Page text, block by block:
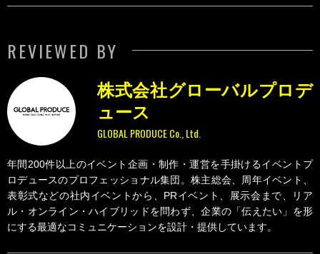
REVIEWED BY
GLOBAL PRODUCE Co., Ltd.
株式会社グローバルプロデ
ュース
年間200件以上のイベント企画・制作・運営を手掛けるイベントプ
ロデュースのプロフェッショナル集団。株主総会、周年イベント、
表彰式などの社内イベントから、PRイベント、展示会まで、リア
ル・オンライン・ハイブリッドを問わず、企業の「伝えたい」を形
にする最適なコミュニケーションを設計・提供しています。